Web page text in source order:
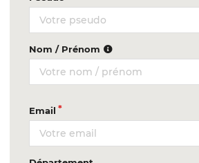
Nom / Prénom
Email